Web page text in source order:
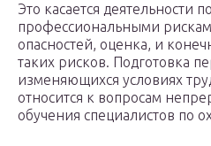
Это касается деятельности
профессиональными
опасностей, оценка, и
таких рисков. Подготовка
изменяющихся условиях
относится к вопросам
обучения специалистов по